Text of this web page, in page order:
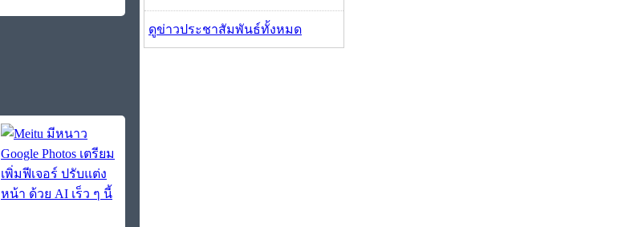
ดูข่าวประชาสัมพันธ์ทั้งหมด